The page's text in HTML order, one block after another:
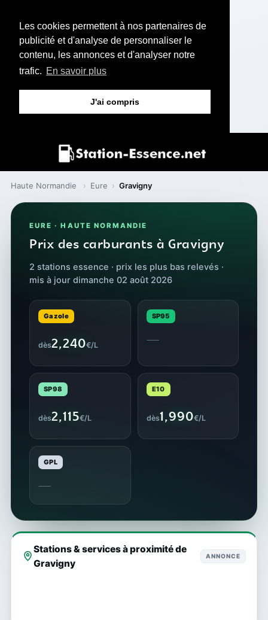
Les cookies permettent à nos partenaires de
publicité et d'analyse de personnaliser le
contenu, les annonces et d'analyser notre
trafic. En savoir plus
J'ai compris
Haute Normandie › Eure › Gravigny
EURE · HAUTE NORMANDIE
Prix des carburants à Gravigny
2 stations essence · prix les plus bas relevés ·
mis à jour dimanche 02 août 2026
Gazole
dès2,240€/L
SP95
—
SP98
dès2,115€/L
E10
dès1,990€/L
GPL
—
Stations & services à proximité de
Gravigny
ANNONCE